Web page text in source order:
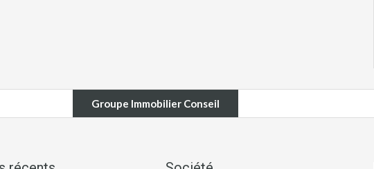
Groupe Immobilier Conseil